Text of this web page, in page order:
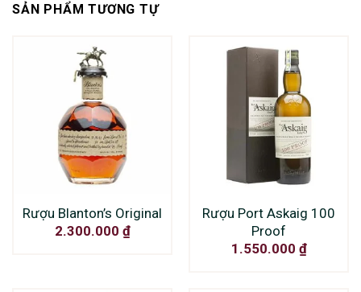
SẢN PHẨM TƯƠNG TỰ
Rượu Blanton’s Original
2.300.000 ₫
Rượu Port Askaig 100
Proof
1.550.000 ₫